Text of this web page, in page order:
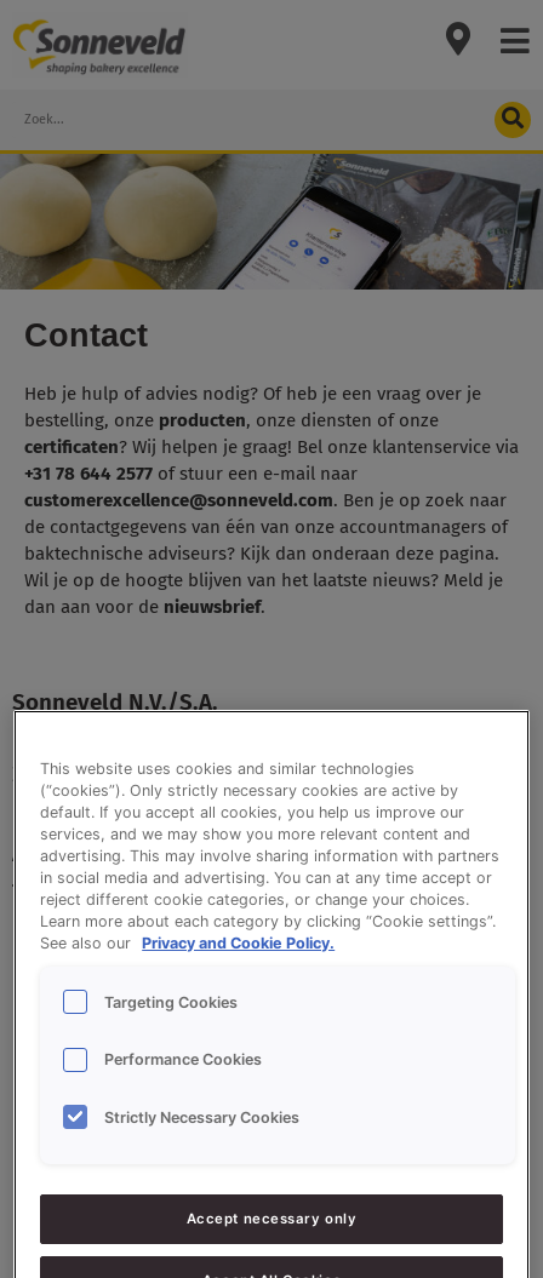
to
content
Search
Contact
Heb je hulp of advies nodig? Of heb je een vraag over je
bestelling, onze producten, onze diensten of onze
certificaten? Wij helpen je graag! Bel onze klantenservice via
+31 78 644 2577 of stuur een e-mail naar
customerexcellence@sonneveld.com. Ben je op zoek naar
de contactgegevens van één van onze accountmanagers of
baktechnische adviseurs? Kijk dan onderaan deze pagina.
Wil je op de hoogte blijven van het laatste nieuws? Meld je
dan aan voor de nieuwsbrief.
Sonneveld N.V./S.A.
2600 Antwerpen
België
Algemene gegevens
Tel.:+31 78 644 2577
E-mail: customerexcellence@sonneveld.com
KvK nummer:23020789
BTW nummer:BE0429180458
This website uses cookies and similar technologies
(“cookies”). Only strictly necessary cookies are active by
default. If you accept all cookies, you help us improve our
services, and we may show you more relevant content and
advertising. This may involve sharing information with partners
in social media and advertising. You can at any time accept or
reject different cookie categories, or change your choices.
Learn more about each category by clicking “Cookie settings”.
See also our
Privacy and Cookie Policy.
Targeting Cookies
Performance Cookies
Strictly Necessary Cookies
Accept necessary only